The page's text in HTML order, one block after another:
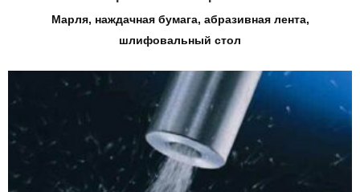
Марля, наждачная бумага, абразивная лента,
шлифовальный стол